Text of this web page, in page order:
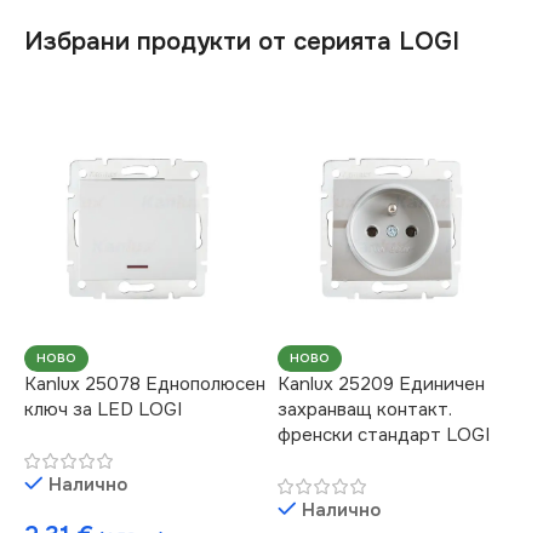
Избрани продукти от серията LOGI
НОВО
Kanlux 25078 Еднополюсен
ключ за LED LOGI
Налично
НОВО
Kanlux 25209 Единичен
захранващ контакт.
френски стандарт LOGI
Налично